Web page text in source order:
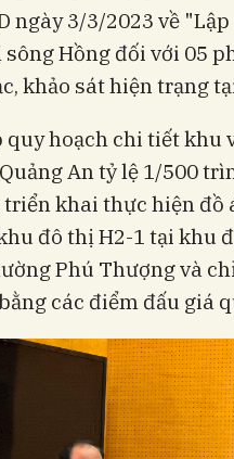
ngày 3/3/2023 về
Hồng đối với 05
khảo sát hiện trạng
quy hoạch chi tiết khu
An tỷ lệ 1/500
khai thực hiện đồ
đô thị H2-1 tại khu
Phú Thượng và
các điểm đấu giá